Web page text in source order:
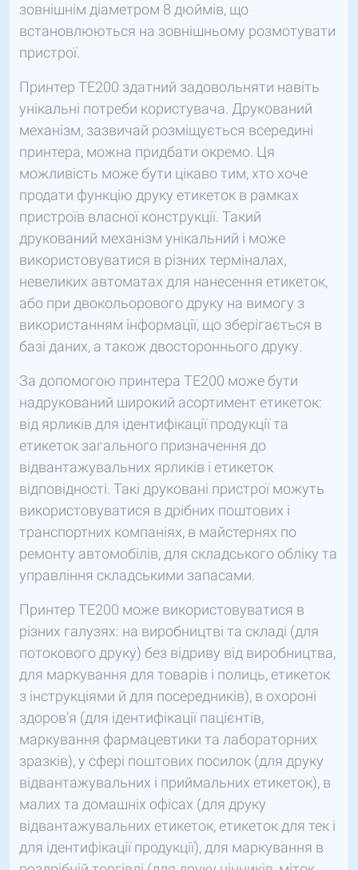
зовнішнім діаметром 8 дюймів, що
встановлюються на зовнішньому розмотувати
пристрої.
Принтер TE200 здатний задовольняти навіть
унікальні потреби користувача. Друкований
механізм, зазвичай розміщується всередині
принтера, можна придбати окремо. Ця
можливість може бути цікаво тим, хто хоче
продати функцію друку етикеток в рамках
пристроїв власної конструкції. Такий
друкований механізм унікальний і може
використовуватися в різних терміналах,
невеликих автоматах для нанесення етикеток,
або при двокольорового друку на вимогу з
використанням інформації, що зберігається в
базі даних, а також двостороннього друку.
За допомогою принтера TE200 може бути
надрукований широкий асортимент етикеток:
від ярликів для ідентифікації продукції та
етикеток загального призначення до
відвантажувальних ярликів і етикеток
відповідності. Такі друковані пристрої можуть
використовуватися в дрібних поштових і
транспортних компаніях, в майстернях по
ремонту автомобілів, для складського обліку та
управління складськими запасами.
Принтер TE200 може використовуватися в
різних галузях: на виробництві та складі (для
потокового друку) без відриву від виробництва,
для маркування для товарів і полиць, етикеток
з інструкціями й для посередників), в охороні
здоров’я (для ідентифікації пацієнтів,
маркування фармацевтики та лабораторних
зразків), у сфері поштових посилок (для друку
відвантажувальних і приймальних етикеток), в
малих та домашніх офісах (для друку
відвантажувальних етикеток, етикеток для тек і
для ідентифікації продукції), для маркування в